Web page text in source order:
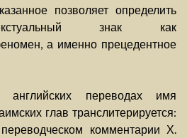
позволяет определить
знак как
а именно прецедентное
английских переводах имя
глав транслитерируется:
комментарии Х.